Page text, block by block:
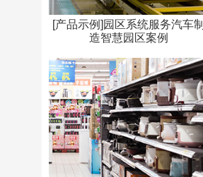
[产品示例]园区系统服务汽车制
造智慧园区案例